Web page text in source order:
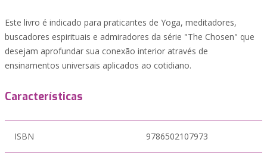
Este livro é indicado para praticantes de Yoga, meditadores,
buscadores espirituais e admiradores da série "The Chosen" que
desejam aprofundar sua conexão interior através de
ensinamentos universais aplicados ao cotidiano.
Características
ISBN 9786502107973